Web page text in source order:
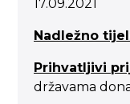
17.09.2021
Nadležno
Prihvatljivi
državama